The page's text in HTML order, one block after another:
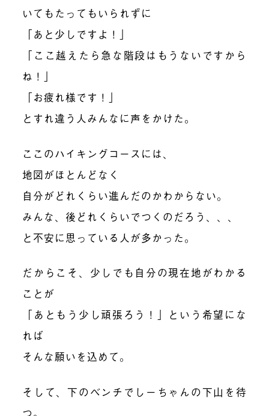
いてもたってもいられずに
「あと少しですよ！」
「ここ越えたら急な階段はもうないですから
ね！」
「お疲れ様です！」
とすれ違う人みんなに声をかけた。
ここのハイキングコースには、
地図がほとんどなく
自分がどれくらい進んだのかわからない。
みんな、後どれくらいでつくのだろう、、、
と不安に思っている人が多かった。
だからこそ、少しでも自分の現在地がわかる
ことが
「あともう少し頑張ろう！」という希望にな
れば
そんな願いを込めて。
そして、下のベンチでしーちゃんの下山を待
つ。